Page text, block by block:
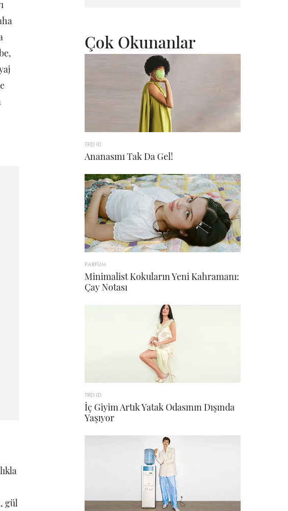
gül
Çok Okunanlar
TREND
Ananasını Tak Da Gel!
PARFÜM
Minimalist Kokuların Yeni Kahramanı:
Çay Notası
TREND
İç Giyim Artık Yatak Odasının Dışında
Yaşıyor